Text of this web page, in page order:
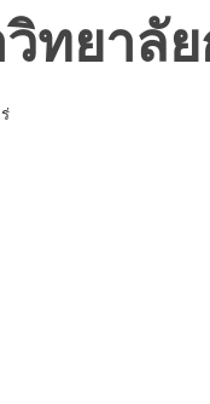
ทยาลัย